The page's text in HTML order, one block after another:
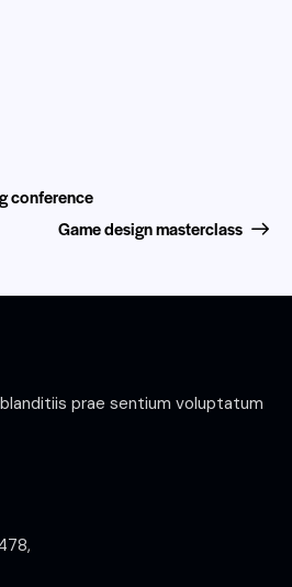
conference
Game design masterclass
prae sentium voluptatum